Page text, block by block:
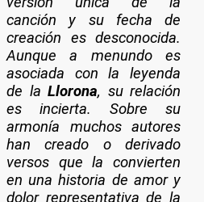
canción y su fecha de
creación es desconocida.
Aunque a menundo es
asociada con la leyenda
de la Llorona, su relación
es incierta. Sobre su
armonía muchos autores
han creado o derivado
versos que la convierten
en una historia de amor y
dolor representativa de la